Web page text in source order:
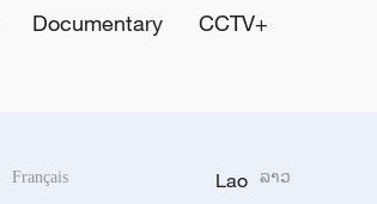
Documentary CCTV+
Français Lao ລາວ